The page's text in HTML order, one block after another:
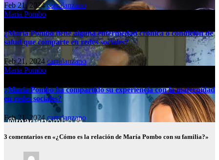
Feb 21, 2024carralanzano
Maria Pombo
¿María Pombo tiene alguna enfermedad crónica o condición de
salud que comparte en redes sociales?
Feb 21, 2024 carralanzano
Maria Pombo
¿María Pombo ha compartido su experiencia con la maternidad
en redes sociales?
Feb 21, 2024carralanzano
3 comentarios en «¿Cómo es la relación de María Pombo con su familia?»